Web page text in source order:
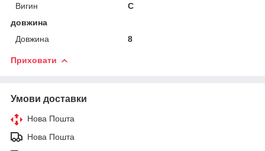
Вигин
C
довжина
Довжина
8
Приховати
Умови доставки
Нова Пошта
Нова Пошта